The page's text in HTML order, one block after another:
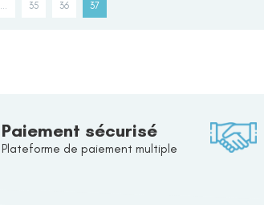
… 35 36 37
Paiement sécurisé
Plateforme de paiement multiple